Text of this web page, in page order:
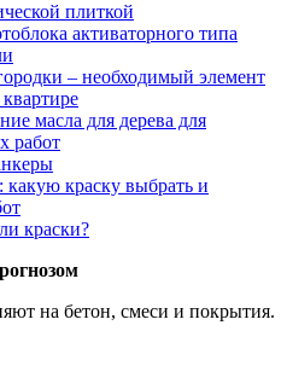
плиткой
активаторного типа
– необходимый элемент
масла для дерева для
работ
какую краску выбрать и
краски?
на бетон, смеси и покрытия.